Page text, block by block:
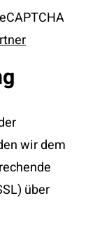
wir dem
über